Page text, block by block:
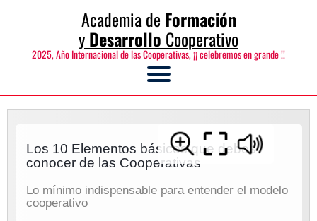
Academia de Formación
yDesarrollo Cooperativo
2025, Año Internacional de las Cooperativas, ¡¡ celebremos en grande !!